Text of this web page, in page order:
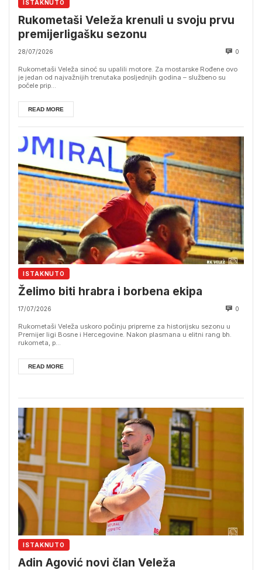
ISTAKNUTO
Rukometaši Veleža krenuli u svoju prvu
premijerligašku sezonu
28/07/2026 0
Rukometaši Veleža sinoć su upalili motore. Za mostarske Rođene ovo
je jedan od najvažnijih trenutaka posljednjih godina – službeno su
počele prip...
READ MORE
ISTAKNUTO
Želimo biti hrabra i borbena ekipa
17/07/2026 0
Rukometaši Veleža uskoro počinju pripreme za historijsku sezonu u
Premijer ligi Bosne i Hercegovine. Nakon plasmana u elitni rang bh.
rukometa, p...
READ MORE
ISTAKNUTO
Adin Agović novi član Veleža